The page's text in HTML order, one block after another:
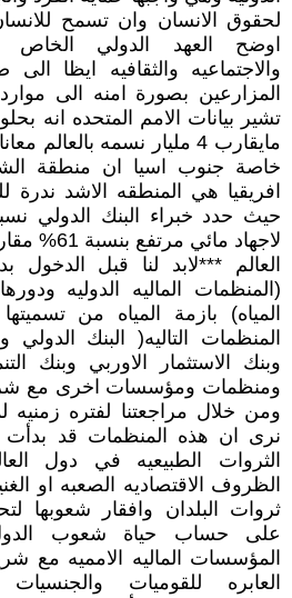
لحقوق الانسان وان تسمح
اوضح العهد الدولي الخاص
والاجتماعيه والثقافيه ايظا
المزارعين بصورة امنه الى
مايقارب 4 مليار نسمه
خاصة جنوب اسيا ان منطقة
افريقيا هي المنطقه الاشد ندرة
حيث حدد خبراء البنك الدولي
العالم ***لابد لنا قبل
(المنظمات الماليه الدوليه
المياه) بازمة المياه من
المنظمات التاليه( البنك
وبنك الاستثمار الاوربي وبنك
ومنظمات ومؤسسات اخرى مع
ومن خلال مراجعتنا لفتره
نرى ان هذه المنظمات قد
الثروات الطبيعيه في دول
الظروف الاقتصاديه الصعبه او
ثروات البلدان وافقار شعوبها
على حساب حياة شعوب
المؤسسات الماليه الامميه مع
العابره للقوميات